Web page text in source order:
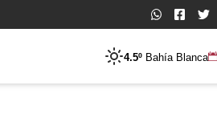
4.5º Bahía Blanca